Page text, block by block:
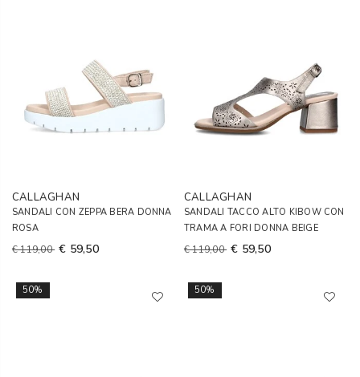
CALLAGHAN
SANDALI CON ZEPPA BERA DONNA
ROSA
€ 119,00 € 59,50
CALLAGHAN
SANDALI TACCO ALTO KIBOW CON
TRAMA A FORI DONNA BEIGE
€ 119,00 € 59,50
50% 50%